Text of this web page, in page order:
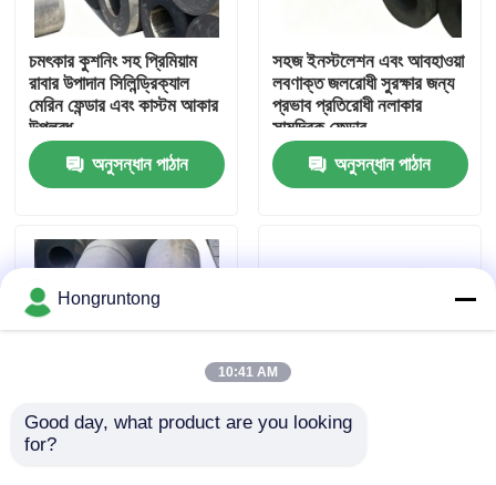
আমাদের সম্পর্কে
কারখানা ভ্রমণ
গুণমান নিয়ন্ত্রণ
উদ্ধৃতির জন্য আবেদন
ডক রাবার ফেন্ডার
চমৎকার কুশনিং সহ প্রিমিয়াম
রাবার উপাদান সিলিন্ড্রিক্যাল
মেরিন ফেন্ডার এবং কাস্টম আকার
উপলব্ধ
অনুসন্ধান পাঠান
সহজ ইনস্টলেশন এবং আবহাওয়া
লবণাক্ত জলরোধী সুরক্ষার জন্য
প্রভাব প্রতিরোধী নলাকার
সামুদ্রিক ফেন্ডার
অনুসন্ধান পাঠান
উচ্চ শক্তি শোষণ কম প্রতিক্রিয়া
Hongruntong
10:41 AM
Good day, what product are you looking
for?